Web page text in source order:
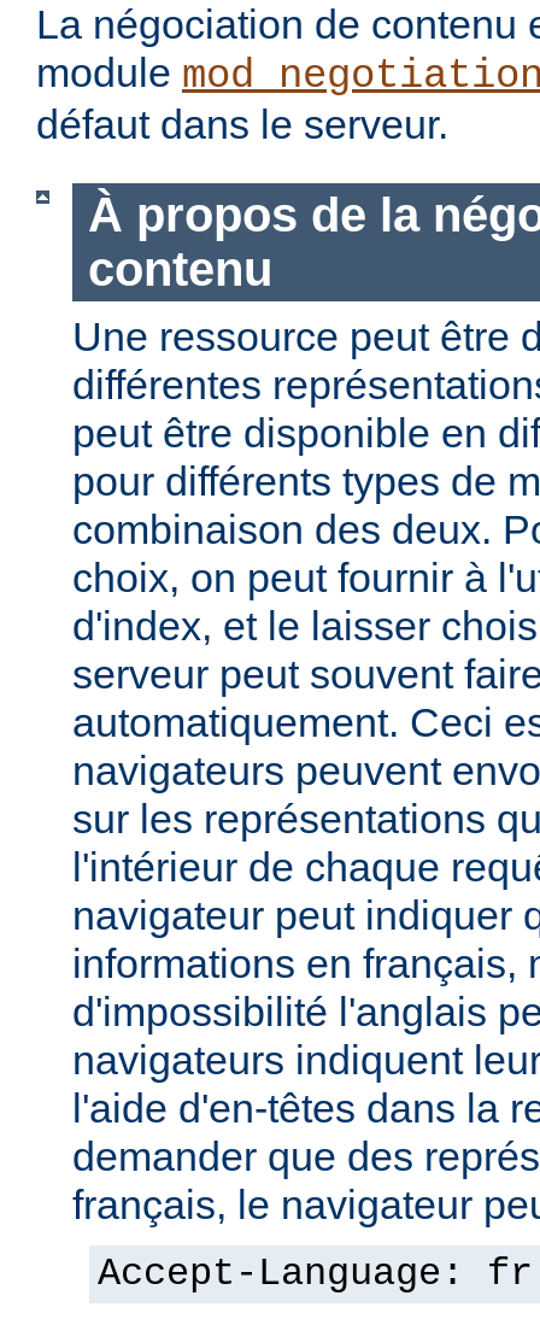
La négociation de contenu
module
défaut dans le serveur.
À propos de la
contenu
Une ressource peut être
différentes
peut être disponible en
pour différents types de
combinaison des deux.
choix, on peut fournir à
d'index, et le laisser
serveur peut souvent
automatiquement. Ceci
navigateurs peuvent
sur les représentations
l'intérieur de chaque
navigateur peut indiquer
informations en français,
d'impossibilité l'anglais
navigateurs indiquent
l'aide d'en-têtes dans la
demander que des
français, le navigateur
Accept-Language: fr